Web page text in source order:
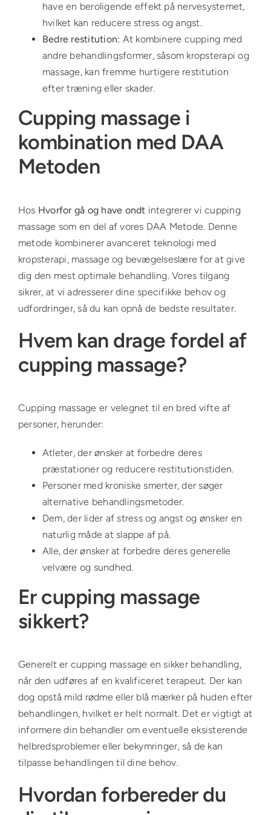
have en beroligende effekt på nervesystemet,
hvilket kan reducere stress og angst.
Bedre restitution: At kombinere cupping med
andre behandlingsformer, såsom kropsterapi og
massage, kan fremme hurtigere restitution
efter træning eller skader.
Cupping massage i
kombination med DAA
Metoden
Hos Hvorfor gå og have ondt integrerer vi cupping
massage som en del af vores DAA Metode. Denne
metode kombinerer avanceret teknologi med
kropsterapi, massage og bevægelseslære for at give
dig den mest optimale behandling. Vores tilgang
sikrer, at vi adresserer dine specifikke behov og
udfordringer, så du kan opnå de bedste resultater.
Hvem kan drage fordel af
cupping massage?
Cupping massage er velegnet til en bred vifte af
personer, herunder:
Atleter, der ønsker at forbedre deres
præstationer og reducere restitutionstiden.
Personer med kroniske smerter, der søger
alternative behandlingsmetoder.
Dem, der lider af stress og angst og ønsker en
naturlig måde at slappe af på.
Alle, der ønsker at forbedre deres generelle
velvære og sundhed.
Er cupping massage
sikkert?
Generelt er cupping massage en sikker behandling,
når den udføres af en kvalificeret terapeut. Der kan
dog opstå mild rødme eller blå mærker på huden efter
behandlingen, hvilket er helt normalt. Det er vigtigt at
informere din behandler om eventuelle eksisterende
helbredsproblemer eller bekymringer, så de kan
tilpasse behandlingen til dine behov.
Hvordan forbereder du